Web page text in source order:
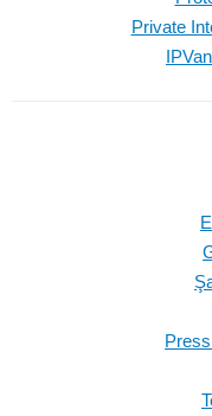
Private